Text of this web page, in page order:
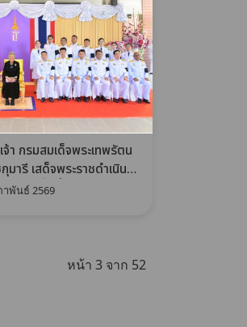
า กรมสมเด็จพระเทพรัตน
ารี เสด็จพระราชดำเนินไป
ยกิจในพื้นที่ จ.กาญจนบุรี
พันธ์ 2569
หน้า 3 จาก 52